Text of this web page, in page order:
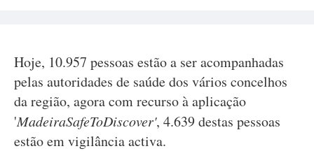
Hoje, 10.957 pessoas estão a ser acompanhadas
pelas autoridades de saúde dos vários concelhos
da região, agora com recurso à aplicação
'MadeiraSafeToDiscover', 4.639 destas pessoas
estão em vigilância activa.